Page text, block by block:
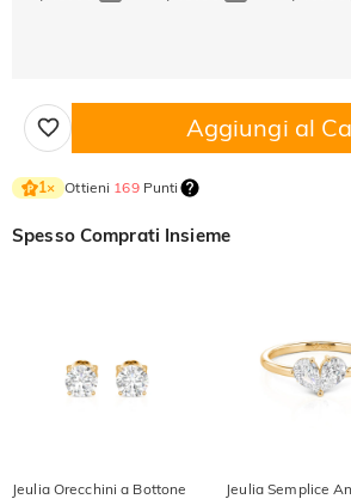
Aggiungi al
1× Ottieni 169Punti
Spesso Comprati Insieme
Jeulia Orecchini a Bottone
Jeulia Semplice